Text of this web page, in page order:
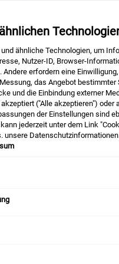
Wahrheit ist, dass
Hautbarriere zu stärken.
Haut, wie z.B.
Also vergiss nicht, Deinem
ähnliche Technologien, um
Nutzer-ID, Browser-
erfordern eine
das Angebot
und die Einbindung externer
("Alle akzeptieren") oder
der Einstellungen sind
jederzeit unter dem Link
unsere